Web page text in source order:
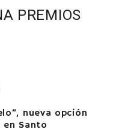
PREMIOS
nueva opción
Santo